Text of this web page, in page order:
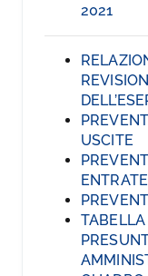
2021
USCITE
ENTRATE